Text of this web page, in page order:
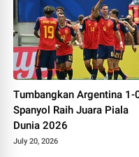
Tumbangkan Argentina 1-
Spanyol Raih Juara Piala
Dunia 2026
July 20, 2026